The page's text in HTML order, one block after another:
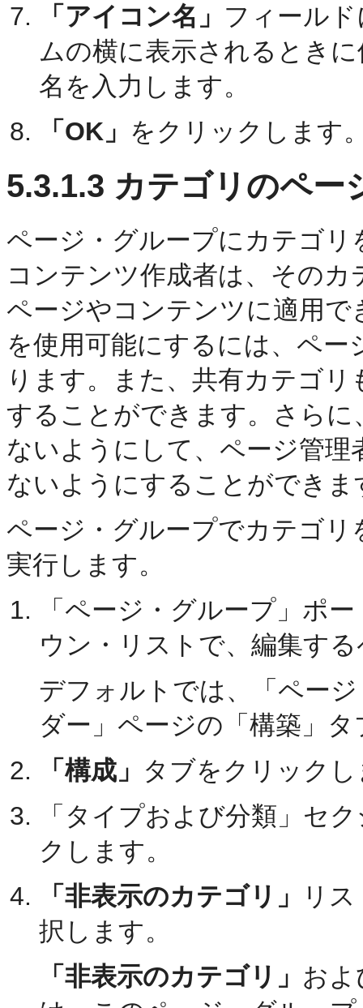
「アイコン名」 フィール
ムの横に表示されるとき
名を入力します。
「OK」 をクリックします
5.3.1.3 カテゴリのペー
ページ・グループにカテゴ
コンテンツ作成者は、その
ページやコンテンツに適用
を使用可能にするには、ペ
ります。また、共有カテゴ
することができます。さら
ないようにして、ページ管
ないようにすることができま
ページ・グループでカテゴ
実行します。
「ページ・グループ」ポ
ウン・リストで、編集す
デフォルトでは、「ペー
ダー」ページの「構築」
「構成」 タブをクリック
「タイプおよび分類」セ
クします。
「非表示のカテゴリ」
リ
択します。
「非表示のカテゴリ」 およ